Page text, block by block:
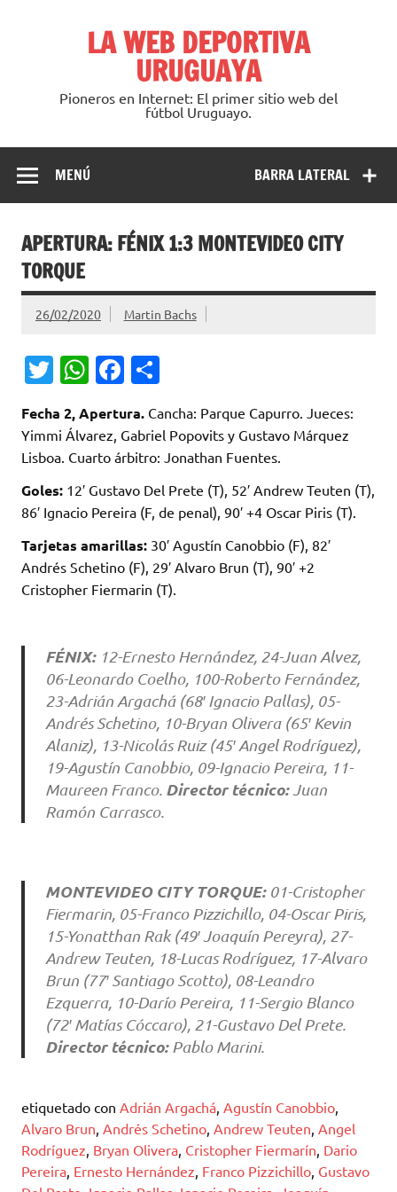
LA WEB DEPORTIVA
URUGUAYA
Pioneros en Internet: El primer sitio web del
fútbol Uruguayo.
BARRA LATERAL
MENÚ
APERTURA: FÉNIX 1:3 MONTEVIDEO CITY
TORQUE
26/02/2020 Martin Bachs
T
it
te
r
W
at
s
A
p
p
Fa
e
b
o
o
k
m
p
ar
ti
r
Fecha 2, Apertura. Cancha: Parque Capurro. Jueces:
Yimmi Álvarez, Gabriel Popovits y Gustavo Márquez
Lisboa. Cuarto árbitro: Jonathan Fuentes.
Goles: 12′ Gustavo Del Prete (T), 52′ Andrew Teuten (T),
86′ Ignacio Pereira (F, de penal), 90′ +4 Oscar Piris (T).
Tarjetas amarillas: 30′ Agustín Canobbio (F), 82′
Andrés Schetino (F), 29′ Alvaro Brun (T), 90′ +2
Cristopher Fiermarin (T).
FÉNIX:12-Ernesto Hernández, 24-Juan Alvez,
06-Leonardo Coelho, 100-Roberto Fernández,
23-Adrián Argachá (68′ Ignacio Pallas), 05-
Andrés Schetino, 10-Bryan Olivera (65′ Kevin
Alaniz), 13-Nicolás Ruiz (45′ Angel Rodríguez),
19-Agustín Canobbio, 09-Ignacio Pereira, 11-
Maureen Franco. Director técnico:Juan
Ramón Carrasco.
MONTEVIDEO CITY TORQUE:01-Cristopher
Fiermarin, 05-Franco Pizzichillo, 04-Oscar Piris,
15-Yonatthan Rak (49′ Joaquín Pereyra), 27-
Andrew Teuten, 18-Lucas Rodríguez, 17-Alvaro
Brun (77′ Santiago Scotto), 08-Leandro
Ezquerra, 10-Darío Pereira, 11-Sergio Blanco
(72′ Matías Cóccaro), 21-Gustavo Del Prete.
Director técnico:Pablo Marini.
etiquetado con Adrián Argachá, Agustín Canobbio,
Alvaro Brun, Andrés Schetino, Andrew Teuten, Angel
Rodríguez, Bryan Olivera, Cristopher Fiermarín, Dario
Pereira, Ernesto Hernández, Franco Pizzichillo, Gustavo